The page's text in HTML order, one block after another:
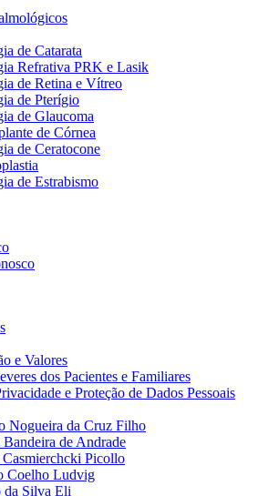
de Catarata
Refrativa PRK e Lasik
de Retina e Vítreo
de Pterígio
de Glaucoma
de Córnea
de Ceratocone
de Estrabismo
e Valores
dos Pacientes e Familiares
e Proteção de Dados Pessoais
Nogueira da Cruz Filho
de Andrade
Picollo
Coelho Ludvig
da Silva Eli